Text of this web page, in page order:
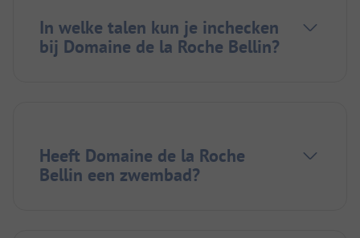
In welke talen kun je inchecken
bij Domaine de la Roche Bellin?
Heeft Domaine de la Roche
Bellin een zwembad?